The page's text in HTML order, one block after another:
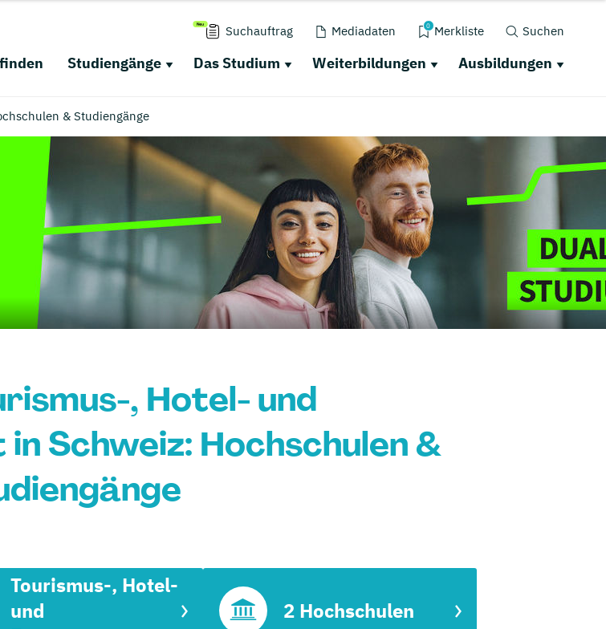
Suchauftrag Mediadaten 0 Merkliste Suchen
Studiengänge Das Studium Weiterbildungen Ausbildungen
& Studiengänge
, Hotel- und
Schweiz: Hochschulen &
Tourismus-, Hotel-
und
2 Hochschulen